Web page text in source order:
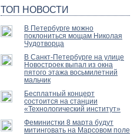
ТОП НОВОСТИ
В Петербурге можно
поклониться мощам Николая
Чудотворца
В Санкт-Петербурге на улице
Новостроек выпал из окна
пятого этажа восьмилетний
мальчик
Бесплатный концерт
состоится на станции
«Технологический институт»
Феминистки 8 марта будут
митинговать на Марсовом поле